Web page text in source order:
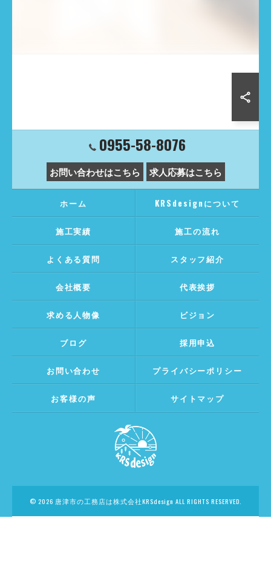
0955-58-8076
お問い合わせはこちら 求人応募はこちら
ホーム KRSdesignについて
施工実績 施工の流れ
よくある質問 スタッフ紹介
会社概要 代表挨拶
求める人物像 ビジョン
ブログ 採用申込
お問い合わせ プライバシーポリシー
お客様の声 サイトマップ
© 2026 唐津市の工務店は株式会社KRSdesign ALL RIGHTS RESERVED.